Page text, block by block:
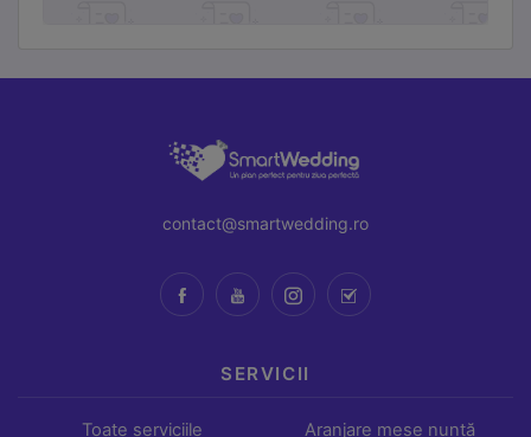
contact@smartwedding.ro
SERVICII
Toate serviciile
Aranjare mese nuntă